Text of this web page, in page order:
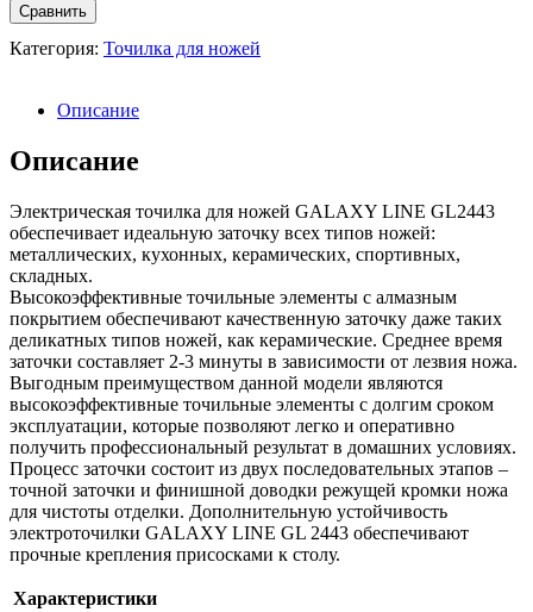
Сравнить
Категория: Точилка для ножей
Описание
Описание
Электрическая точилка для ножей GALAXY LINE GL2443
обеспечивает идеальную заточку всех типов ножей:
металлических, кухонных, керамических, спортивных,
складных.
Высокоэффективные точильные элементы с алмазным
покрытием обеспечивают качественную заточку даже таких
деликатных типов ножей, как керамические. Среднее время
заточки составляет 2-3 минуты в зависимости от лезвия ножа.
Выгодным преимуществом данной модели являются
высокоэффективные точильные элементы c долгим сроком
эксплуатации, которые позволяют легко и оперативно
получить профессиональный результат в домашних условиях.
Процесс заточки состоит из двух последовательных этапов –
точной заточки и финишной доводки режущей кромки ножа
для чистоты отделки. Дополнительную устойчивость
электроточилки GALAXY LINE GL 2443 обеспечивают
прочные крепления присосками к столу.
Характеристики